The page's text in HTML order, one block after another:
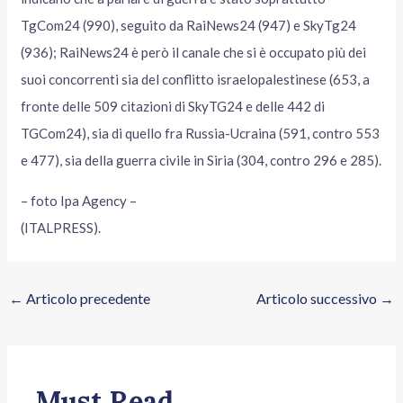
TgCom24 (990), seguito da RaiNews24 (947) e SkyTg24
(936); RaiNews24 è però il canale che si è occupato più dei
suoi concorrenti sia del conflitto israelopalestinese (653, a
fronte delle 509 citazioni di SkyTG24 e delle 442 di
TGCom24), sia di quello fra Russia-Ucraina (591, contro 553
e 477), sia della guerra civile in Siria (304, contro 296 e 285).
– foto Ipa Agency –
(ITALPRESS).
← Articolo precedente Articolo successivo →